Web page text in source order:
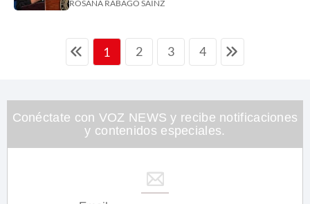
ROSANA RÁBAGO SAINZ
1 2 3 4
Conéctate con VOZ NEWS y recibe notificaciones
y contenidos especiales.